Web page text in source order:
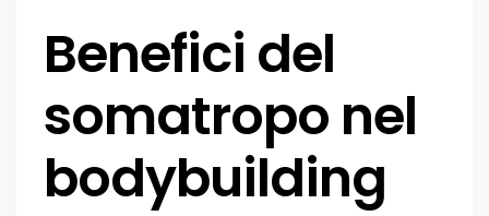
Benefici del
somatropo nel
bodybuilding